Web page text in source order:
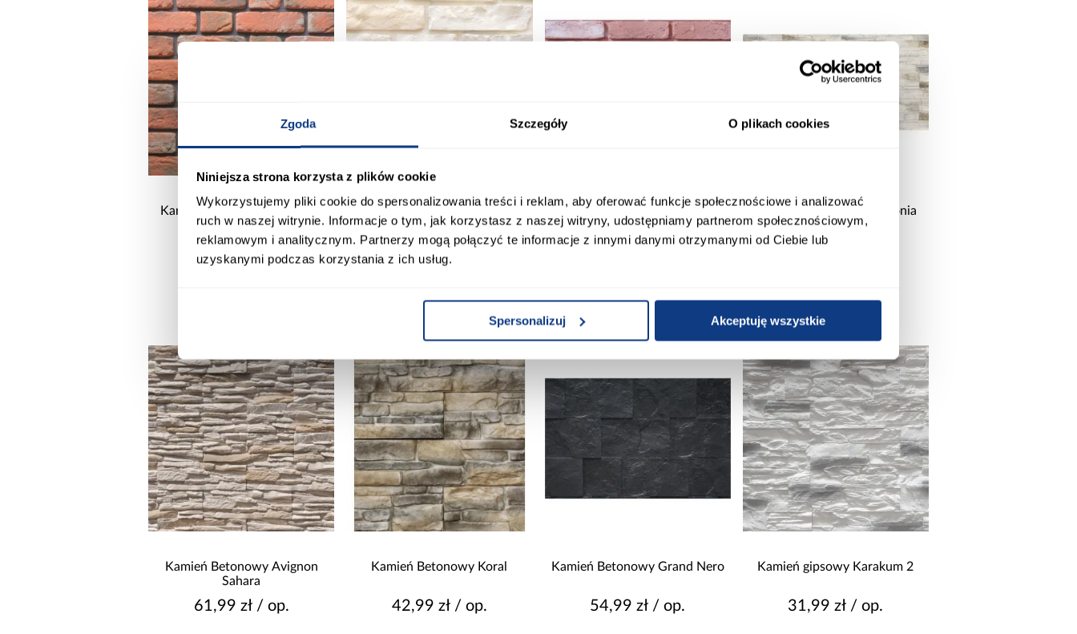
Zgoda Szczegóły O plikach cookies
Niniejsza strona korzysta z plików cookie
Wykorzystujemy pliki cookie do spersonalizowania treści i reklam, aby oferować funkcje społecznościowe i analizować
ruch w naszej witrynie. Informacje o tym, jak korzystasz z naszej witryny, udostępniamy partnerom społecznościowym,
reklamowym i analitycznym. Partnerzy mogą połączyć te informacje z innymi danymi otrzymanymi od Ciebie lub
uzyskanymi podczas korzystania z ich usług.
Spersonalizuj Akceptuję wszystkie
Kamień Gipsowy Casa Verde
44,99 zł / op.
Kamień Gipsowy Toscania
42,99 zł / op.
Kamień Gipsowy Cegła z Fugą
33,99 zł / op.
Kamień betonowy Patagonia
44,99 zł / op.
Kamień Betonowy Avignon
Sahara
61,99 zł / op.
Kamień Betonowy Koral
42,99 zł / op.
Kamień Betonowy Grand Nero
54,99 zł / op.
Kamień gipsowy Karakum 2
31,99 zł / op.